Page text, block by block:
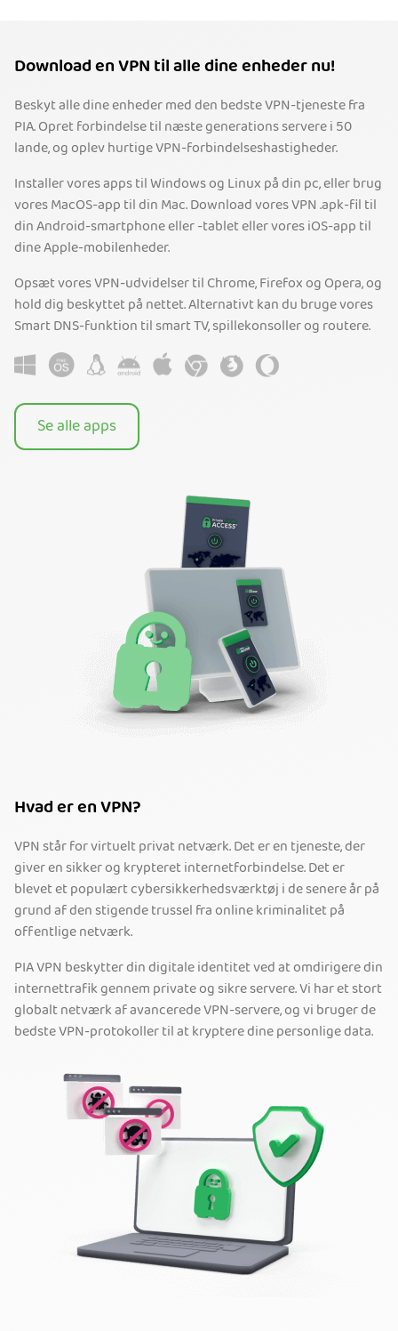
Download en VPN til alle dine enheder nu!
Beskyt alle dine enheder med den bedste VPN-tjeneste fra
PIA. Opret forbindelse til næste generations servere i 50
lande, og oplev hurtige VPN-forbindelseshastigheder.
Installer vores apps til Windows og Linux på din pc, eller brug
vores MacOS-app til din Mac. Download vores VPN .apk-fil til
din Android-smartphone eller -tablet eller vores iOS-app til
dine Apple-mobilenheder.
Opsæt vores VPN-udvidelser til Chrome, Firefox og Opera, og
hold dig beskyttet på nettet. Alternativt kan du bruge vores
Smart DNS-funktion til smart TV, spillekonsoller og routere.
Se alle apps
Hvad er en VPN?
VPN står for virtuelt privat netværk. Det er en tjeneste, der
giver en sikker og krypteret internetforbindelse. Det er
blevet et populært cybersikkerhedsværktøj i de senere år på
grund af den stigende trussel fra online kriminalitet på
offentlige netværk.
PIA VPN beskytter din digitale identitet ved at omdirigere din
internettrafik gennem private og sikre servere. Vi har et stort
globalt netværk af avancerede VPN-servere, og vi bruger de
bedste VPN-protokoller til at kryptere dine personlige data.